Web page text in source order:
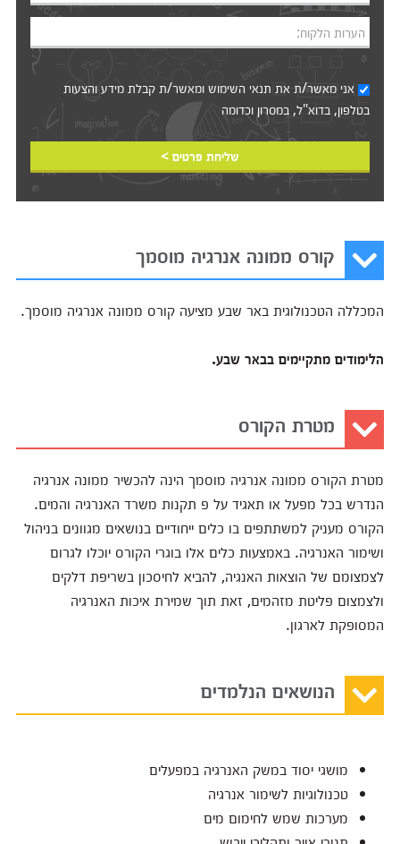
הערות הלקוח:
אני מאשר/ת את תנאי השימושומאשר/ת קבלת מידע והצעות
בטלפון, בדוא"ל, במסרון וכדומה‎‎
שליחת פרטים >
קורס ממונה אנרגיה מוסמך
המכללה הטכנולוגית באר שבע מציעה קורס ממונה אנרגיה מוסמך.
הלימודים מתקיימים בבאר שבע.
מטרת הקורס
מטרת הקורס ממונה אנרגיה מוסמך הינה להכשיר ממונה אנרגיה
הנדרש בכל מפעל או תאגיד על פ תקנות משרד האנרגיה והמים.
הקורס מעניק למשתתפים בו כלים ייחודיים בנושאים מגוונים בניהול
ושימור האנרגיה. באמצעות כלים אלו בוגרי הקורס יוכלו לגרום
לצמצומם של הוצאות האנגיה, להביא לחיסכון בשריפת דלקים
ולצמצום פליטת מזהמים, זאת תוך שמירת איכות האנרגיה
המסופקת לארגון.
הנושאים הנלמדים
מושגי יסוד במשק האנרגיה במפעלים
טכנולוגיות לשימור אנרגיה
מערכות שמש לחימום מים